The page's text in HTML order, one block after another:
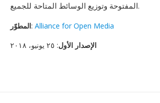
المفتوحة وتوزيع الوسائط المتاحة للجميع.
المطوّر: Alliance for Open Media
الإصدار الأول: ٢٥ يونيو، ٢٠١٨